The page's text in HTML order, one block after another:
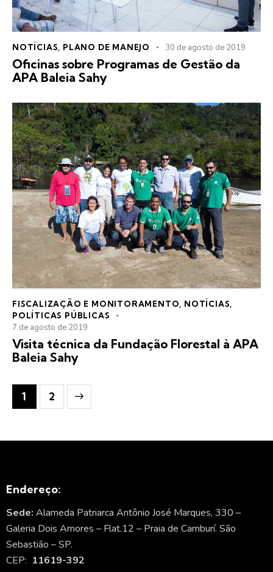
NOTÍCIAS PLANO DE MANEJO 30 de agosto de 2019
Oficinas sobre Programas de Gestão da
APA Baleia Sahy
FISCALIZAÇÃO E MONITORAMENTO NOTÍCIAS
POLÍTICAS PÚBLICAS
7 de agosto de 2019
Visita técnica da Fundação Florestal à APA
Baleia Sahy
1 2
Endereço:
Sede: Alameda Patriarca Antônio José Marques, 330 –
Galeria Dois Amores – Flat.12 – Praia de Camburí. São
Sebastião – SP.
CEP: 11619-392